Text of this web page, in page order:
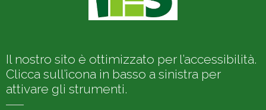
Il nostro sito è ottimizzato per l’accessibilità.
Clicca sull’icona in basso a sinistra per
attivare gli strumenti.